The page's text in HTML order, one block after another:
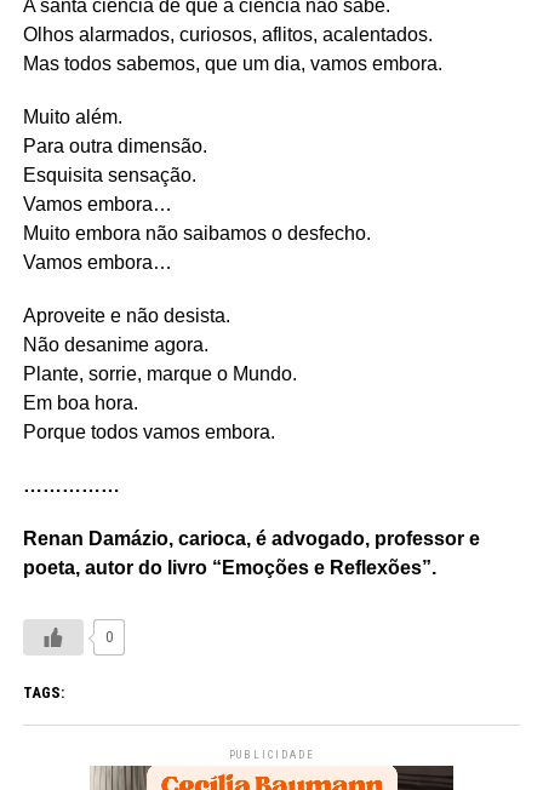
A santa ciência de que a ciência não sabe.
Olhos alarmados, curiosos, aflitos, acalentados.
Mas todos sabemos, que um dia, vamos embora.
Muito além.
Para outra dimensão.
Esquisita sensação.
Vamos embora…
Muito embora não saibamos o desfecho.
Vamos embora…
Aproveite e não desista.
Não desanime agora.
Plante, sorrie, marque o Mundo.
Em boa hora.
Porque todos vamos embora.
……………
Renan Damázio, carioca, é advogado, professor e
poeta, autor do livro “Emoções e Reflexões”.
0
TAGS:
PUBLICIDADE